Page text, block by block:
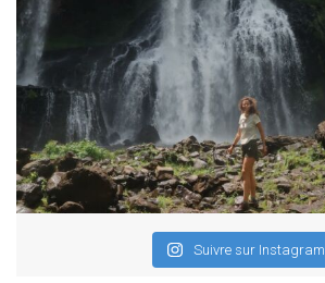
Suivre sur Instagram